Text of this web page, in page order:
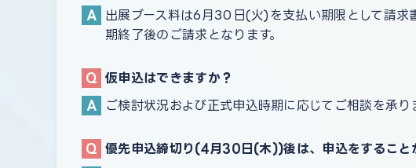
出展ブース料は6月30日(火)を支払い期限として請求
期終了後のご請求となります。
仮申込はできますか？
ご検討状況および正式申込時期に応じてご相談を承
優先申込締切り(4月30日(木))後は、申込をすること